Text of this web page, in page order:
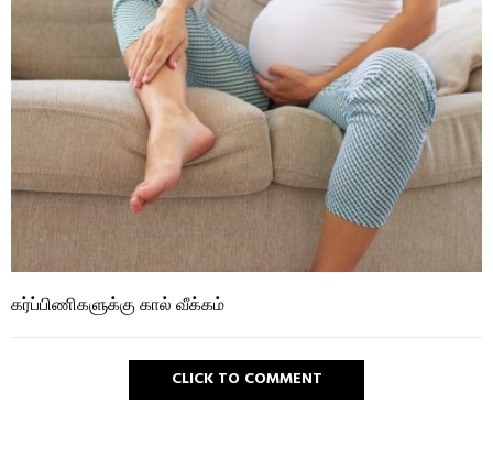
கர்ப்பிணிகளுக்கு கால் வீக்கம்
CLICK TO COMMENT